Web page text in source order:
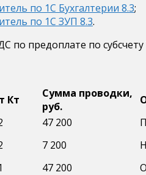
по 1С Бухгалтерии 8.3;
по 1С ЗУП 8.3.
по предоплате по
Кт
Сумма проводки,
руб.
47 200
7 200
47 200